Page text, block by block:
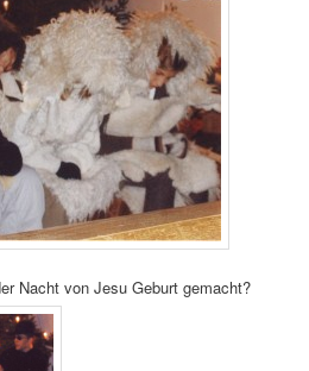
Nacht von Jesu Geburt gemacht?